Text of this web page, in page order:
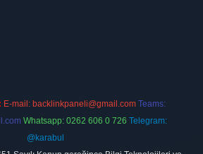
E-mail: backlinkpaneli@gmail.com Teams:
Whatsapp: 0262 606 0 726 Telegram:
@karabul